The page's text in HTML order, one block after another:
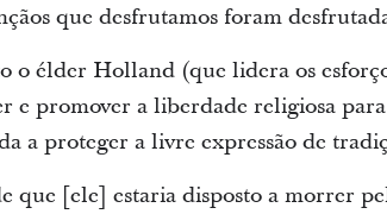
que desfrutamos foram
o élder Holland (que lidera os
promover a liberdade religiosa
a proteger a livre expressão de
que [ele] estaria disposto a morrer